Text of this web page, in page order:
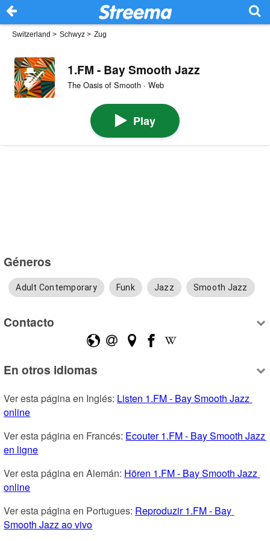
Switzerland > Schwyz > Zug
1.FM - Bay Smooth Jazz
The Oasis of Smooth · Web
Play
Géneros
Adult Contemporary Funk Jazz Smooth Jazz
Contacto
En otros idiomas
Ver esta página en Inglés: Listen 1.FM - Bay Smooth Jazz
online
Ver esta página en Francés: Ecouter 1.FM - Bay Smooth Jazz
en ligne
Ver esta página en Alemán: Hören 1.FM - Bay Smooth Jazz
online
Ver esta página en Portugues: Reproduzir 1.FM - Bay
Smooth Jazz ao vivo